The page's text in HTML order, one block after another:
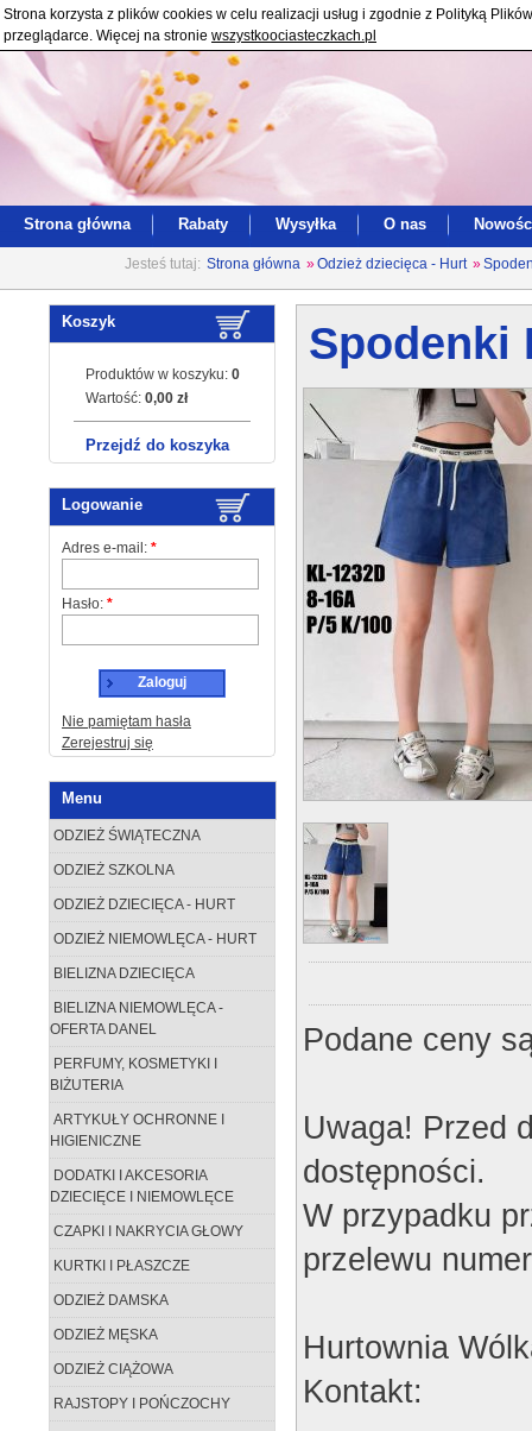
Strona korzysta z plików cookies w celu realizacji usług i zgodnie z Polityką
przeglądarce. Więcej na stronie wszystkoociasteczkach.pl
Strona główna Rabaty Wysyłka O nas
Jesteś tutaj: Strona główna »Odzież dziecięca - Hurt »
Koszyk
Produktów w koszyku: 0
Wartość: 0,00 zł
Przejdź do koszyka
Logowanie
Adres e-mail: *
Hasło: *
Zaloguj
Nie pamiętam hasła
Zerejestruj się
Menu
ODZIEŻ ŚWIĄTECZNA
ODZIEŻ SZKOLNA
ODZIEŻ DZIECIĘCA - HURT
ODZIEŻ NIEMOWLĘCA - HURT
BIELIZNA DZIECIĘCA
BIELIZNA NIEMOWLĘCA -
OFERTA DANEL
PERFUMY, KOSMETYKI I
BIŻUTERIA
ARTYKUŁY OCHRONNE I
HIGIENICZNE
DODATKI I AKCESORIA
DZIECIĘCE I NIEMOWLĘCE
CZAPKI I NAKRYCIA GŁOWY
KURTKI I PŁASZCZE
ODZIEŻ DAMSKA
ODZIEŻ MĘSKA
ODZIEŻ CIĄŻOWA
RAJSTOPY I POŃCZOCHY
Spodenki
Podane ceny
Uwaga! Przed
dostępności.
W przypadku
przelewu
Hurtownia
Kontakt: